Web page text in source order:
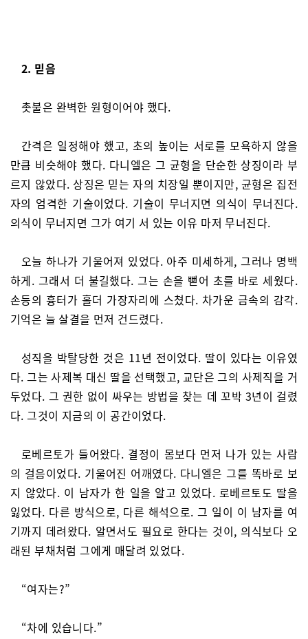
2. 믿음
촛불은 완벽한 원형이어야 했다.
간격은 일정해야 했고, 초의 높이는 서로를 모욕하지 않을
만큼 비슷해야 했다. 다니엘은 그 균형을 단순한 상징이라 부
르지 않았다. 상징은 믿는 자의 치장일 뿐이지만, 균형은 집전
자의 엄격한 기술이었다. 기술이 무너지면 의식이 무너진다.
의식이 무너지면 그가 여기 서 있는 이유 마저 무너진다.
오늘 하나가 기울어져 있었다. 아주 미세하게, 그러나 명백
하게. 그래서 더 불길했다. 그는 손을 뻗어 초를 바로 세웠다.
손등의 흉터가 홀더 가장자리에 스쳤다. 차가운 금속의 감각.
기억은 늘 살결을 먼저 건드렸다.
성직을 박탈당한 것은 11년 전이었다. 딸이 있다는 이유였
다. 그는 사제복 대신 딸을 선택했고, 교단은 그의 사제직을 거
두었다. 그 권한 없이 싸우는 방법을 찾는 데 꼬박 3년이 걸렸
다. 그것이 지금의 이 공간이었다.
로베르토가 들어왔다. 결정이 몸보다 먼저 나가 있는 사람
의 걸음이었다. 기울어진 어깨였다. 다니엘은 그를 똑바로 보
지 않았다. 이 남자가 한 일을 알고 있었다. 로베르토도 딸을
잃었다. 다른 방식으로, 다른 해석으로. 그 일이 이 남자를 여
기까지 데려왔다. 알면서도 필요로 한다는 것이, 의식보다 오
래된 부채처럼 그에게 매달려 있었다.
“여자는?”
“차에 있습니다.”